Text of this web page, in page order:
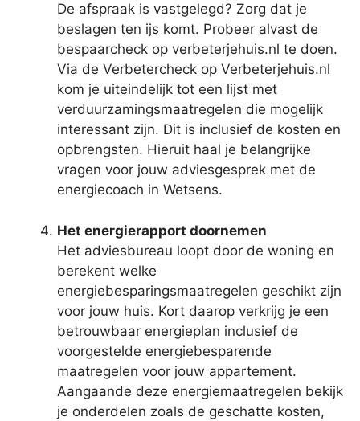
De afspraak is vastgelegd? Zorg dat je
beslagen ten ijs komt. Probeer alvast de
bespaarcheck op verbeterjehuis.nl te doen.
Via de Verbetercheck op Verbeterjehuis.nl
kom je uiteindelijk tot een lijst met
verduurzamingsmaatregelen die mogelijk
interessant zijn. Dit is inclusief de kosten en
opbrengsten. Hieruit haal je belangrijke
vragen voor jouw adviesgesprek met de
energiecoach in Wetsens.
Het energierapport doornemen
Het adviesbureau loopt door de woning en
berekent welke
energiebesparingsmaatregelen geschikt zijn
voor jouw huis. Kort daarop verkrijg je een
betrouwbaar energieplan inclusief de
voorgestelde energiebesparende
maatregelen voor jouw appartement.
Aangaande deze energiemaatregelen bekijk
je onderdelen zoals de geschatte kosten,